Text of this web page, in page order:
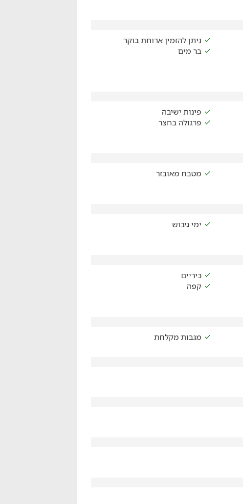
ניתן להזמין ארוחת בוקר
בר מים
פינות ישיבה
פרגולה בחצר
מטבח מאובזר
ימי גיבוש
כיריים
קפה
מגבות מקלחת